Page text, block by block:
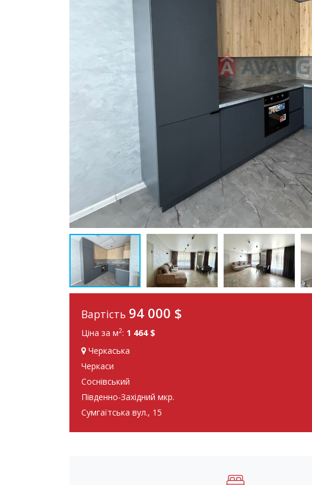
Вартість 94 000 $
Ціна за м2: 1 464 $
Черкаська
Черкаси
Соснівський
Південно-Західний мкр.
Сумгаїтська вул., 15